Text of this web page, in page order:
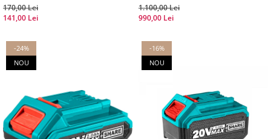
170,00 Lei
141,00 Lei
1 INCARCATOR)
1.100,00 Lei
990,00 Lei
-24%
NOU
-16%
NOU